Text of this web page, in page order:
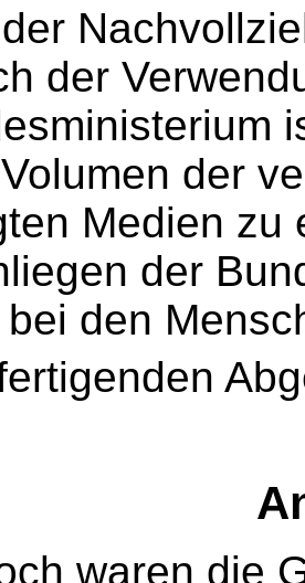
der
der
Medien zu
der
den
waren die